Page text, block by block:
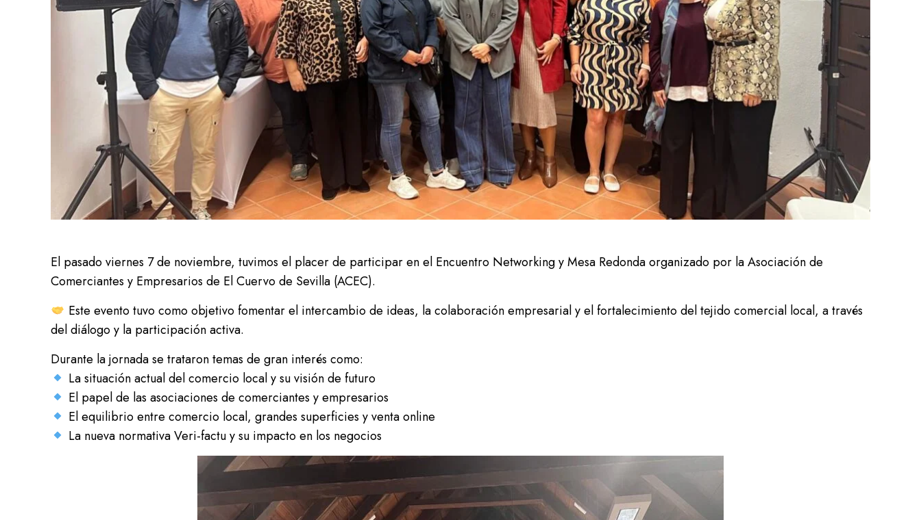
El pasado viernes 7 de noviembre, tuvimos el placer de participar en el Encuentro Networking y Mesa Redonda organizado por la Asociación de
Comerciantes y Empresarios de El Cuervo de Sevilla (ACEC).
Este evento tuvo como objetivo fomentar el intercambio de ideas, la colaboración empresarial y el fortalecimiento del tejido comercial local, a través
del diálogo y la participación activa.
Durante la jornada se trataron temas de gran interés como:
La situación actual del comercio local y su visión de futuro
El papel de las asociaciones de comerciantes y empresarios
El equilibrio entre comercio local, grandes superficies y venta online
La nueva normativa Veri-factu y su impacto en los negocios